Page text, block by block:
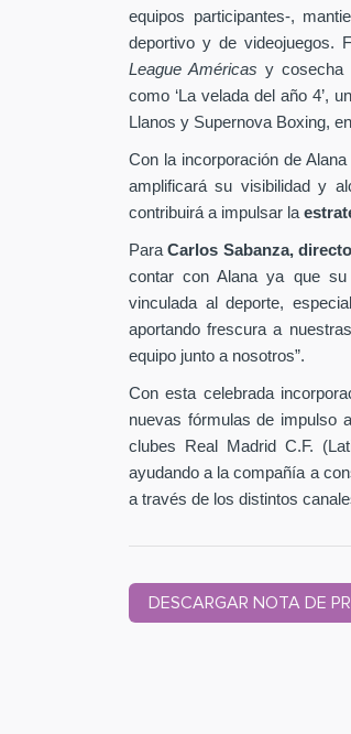
equipos participantes-,
deportivo y de videojuegos.
League Américas y cosecha
como ‘La velada del año 4’,
Llanos y Supernova Boxing,
Con la incorporación de
amplificará su visibilidad y
contribuirá a impulsar la
ParaCarlos Sabanza,
contar con Alana ya que su
vinculada al deporte,
aportando frescura a
equipo junto a nosotros”.
Con esta celebrada
nuevas fórmulas de impulso
clubes Real Madrid C.F.
ayudando a la compañía a
a través de los distintos
DESCARGAR NOTA DE